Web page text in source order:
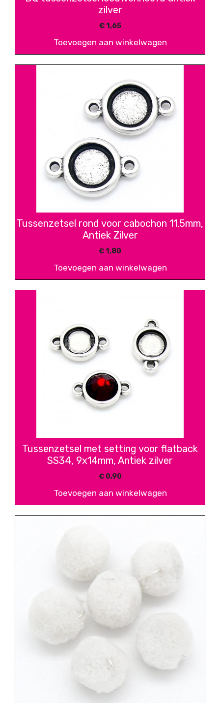
zilver
€1,65
Toevoegen aan winkelwagen
Tussenzetsel rond voor cabochon 11.5mm,
Antiek Zilver
€1,80
Toevoegen aan winkelwagen
Tussenzetsel met setting voor flatback
SS34, 9x14mm, Antiek zilver
€0,90
Toevoegen aan winkelwagen